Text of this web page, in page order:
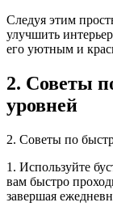
Следуя этим
улучшить
его уютным и
2. Советы
уровней
2. Советы по
1. Используйте
вам быстро
завершая